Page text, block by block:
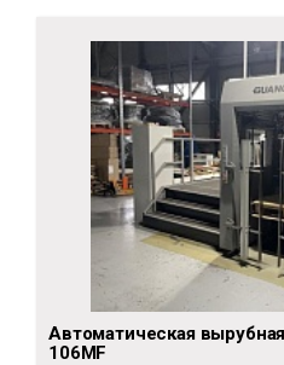
Автоматическая
106MF